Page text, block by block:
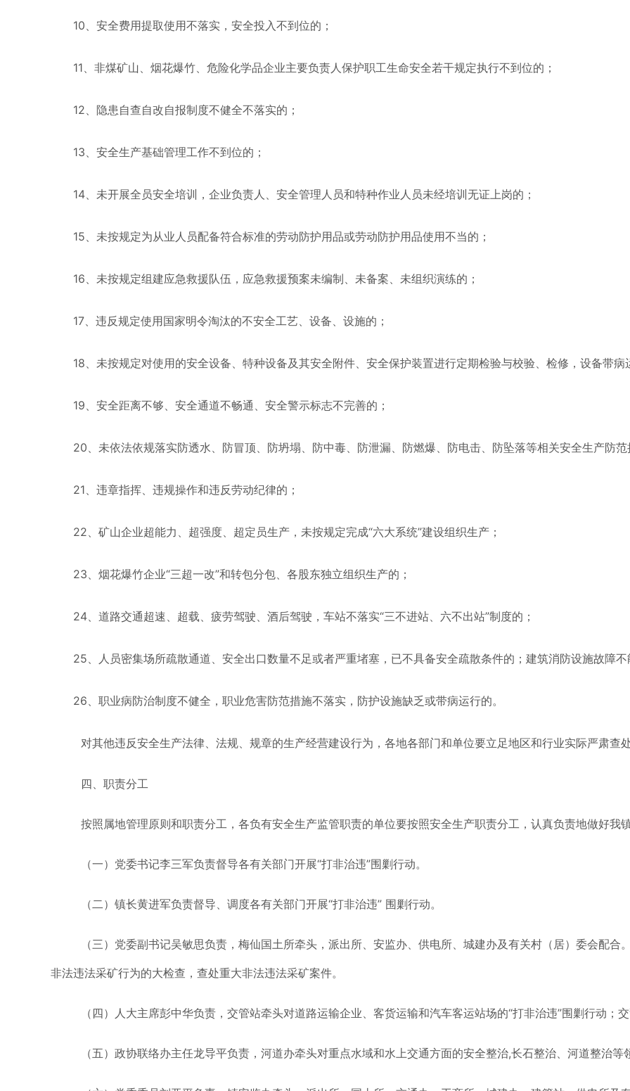
10、安全费用提取使用不落实，安全投入不到位的；
11、非煤矿山、烟花爆竹、危险化学品企业主要负责人保护职工生命安全若干规定执行不到位的；
12、隐患自查自改自报制度不健全不落实的；
13、安全生产基础管理工作不到位的；
14、未开展全员安全培训，企业负责人、安全管理人员和特种作业人员未经培训无证上岗的；
15、未按规定为从业人员配备符合标准的劳动防护用品或劳动防护用品使用不当的；
16、未按规定组建应急救援队伍，应急救援预案未编制、未备案、未组织演练的；
17、违反规定使用国家明令淘汰的不安全工艺、设备、设施的；
18、未按规定对使用的安全设备、特种设备及其安全附件、安全保护装置进行定期检验与校验、检修，设备带病
19、安全距离不够、安全通道不畅通、安全警示标志不完善的；
20、未依法依规落实防透水、防冒顶、防坍塌、防中毒、防泄漏、防燃爆、防电击、防坠落等相关安全生产防范
21、违章指挥、违规操作和违反劳动纪律的；
22、矿山企业超能力、超强度、超定员生产，未按规定完成“六大系统”建设组织生产；
23、烟花爆竹企业“三超一改”和转包分包、各股东独立组织生产的；
24、道路交通超速、超载、疲劳驾驶、酒后驾驶，车站不落实“三不进站、六不出站”制度的；
25、人员密集场所疏散通道、安全出口数量不足或者严重堵塞，已不具备安全疏散条件的；建筑消防设施故障不
26、职业病防治制度不健全，职业危害防范措施不落实，防护设施缺乏或带病运行的。
对其他违反安全生产法律、法规、规章的生产经营建设行为，各地各部门和单位要立足地区和行业实际严肃查处
四、职责分工
按照属地管理原则和职责分工，各负有安全生产监管职责的单位要按照安全生产职责分工，认真负责地做好我
（一）党委书记李三军负责督导各有关部门开展“打非治违”围剿行动。
（二）镇长黄进军负责督导、调度各有关部门开展“打非治违” 围剿行动。
（三）党委副书记吴敏思负责，梅仙国土所牵头，派出所、安监办、供电所、城建办及有关村（居）委会配
非法违法采矿行为的大检查，查处重大非法违法采矿案件。
（四）人大主席彭中华负责，交管站牵头对道路运输企业、客货运输和汽车客运站场的“打非治违”围剿行动；
（五）政协联络办主任龙导平负责，河道办牵头对重点水域和水上交通方面的安全整治,长石整治、河道整治等